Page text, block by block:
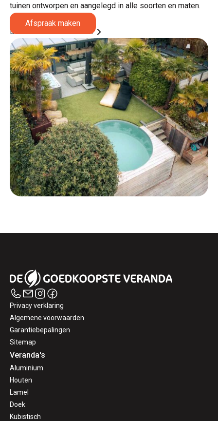
tuinen ontworpen en aangelegd in alle soorten en maten.
Afspraak maken
Bezoek onze showroom
Privacy verklaring
Algemene voorwaarden
Garantiebepalingen
Sitemap
Veranda's
Aluminium
Houten
Lamel
Doek
Kubistisch